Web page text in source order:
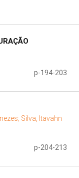
p-194-203
Silva, Itavahn
p-204-213